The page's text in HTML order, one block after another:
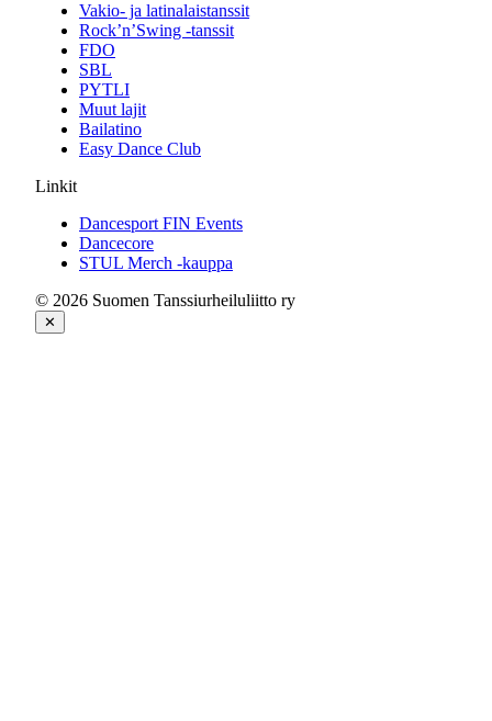
Vakio- ja latinalaistanssit
Rock’n’Swing -tanssit
FDO
SBL
PYTLI
Muut lajit
Bailatino
Easy Dance Club
Linkit
Dancesport FIN Events
Dancecore
STUL Merch -kauppa
© 2026 Suomen Tanssiurheiluliitto ry
✕